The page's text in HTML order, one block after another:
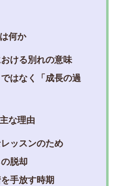
何か
ける別れの意味
はなく「成長の過
な理由
ッスンのため
脱却
手放す時期